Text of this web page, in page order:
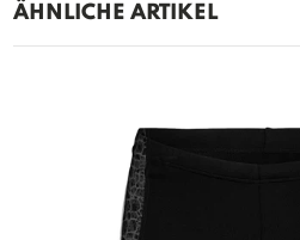
ÄHNLICHE ARTIKEL